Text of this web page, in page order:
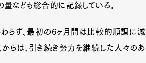
なども総合的に記録している。
らず、最初の6ヶ月間は比較的順調に減
らは、引き続き努力を継続した人々のあ